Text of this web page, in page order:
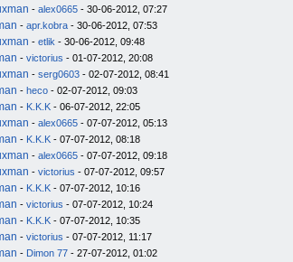
- alex0665 - 30-06-2012, 07:27
- apr.kobra - 30-06-2012, 07:53
- etlik - 30-06-2012, 09:48
- victorius - 01-07-2012, 20:08
- serg0603 - 02-07-2012, 08:41
- heco - 02-07-2012, 09:03
- K.K.K - 06-07-2012, 22:05
- alex0665 - 07-07-2012, 05:13
- K.K.K - 07-07-2012, 08:18
- alex0665 - 07-07-2012, 09:18
- victorius - 07-07-2012, 09:57
- K.K.K - 07-07-2012, 10:16
- victorius - 07-07-2012, 10:24
- K.K.K - 07-07-2012, 10:35
- victorius - 07-07-2012, 11:17
- Dimon 77 - 27-07-2012, 01:02